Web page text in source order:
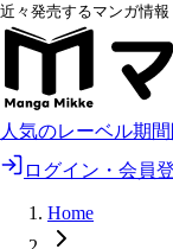
近々発売するマンガ情報
人気のレーベル期
ログイン・会員
Home